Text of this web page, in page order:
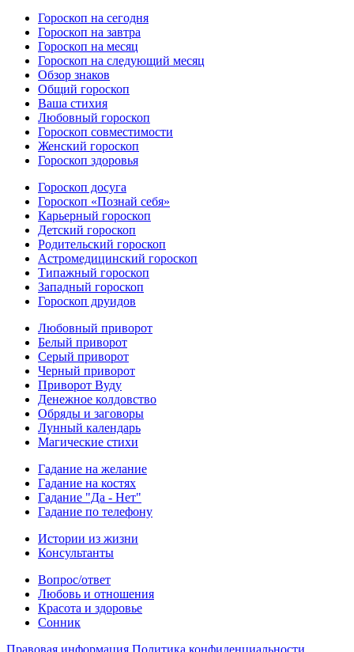
Гороскоп на сегодня
Гороскоп на завтра
Гороскоп на месяц
Гороскоп на следующий месяц
Обзор знаков
Общий гороскоп
Ваша стихия
Любовный гороскоп
Гороскоп совместимости
Женский гороскоп
Гороскоп здоровья
Гороскоп досуга
Гороскоп «Познай себя»
Карьерный гороскоп
Детский гороскоп
Родительский гороскоп
Астромедицинский гороскоп
Типажный гороскоп
Западный гороскоп
Гороскоп друидов
Любовный приворот
Белый приворот
Серый приворот
Черный приворот
Приворот Вуду
Денежное колдовство
Обряды и заговоры
Лунный календарь
Магические стихи
Гадание на желание
Гадание на костях
Гадание "Да - Нет"
Гадание по телефону
Истории из жизни
Консультанты
Вопрос/ответ
Любовь и отношения
Красота и здоровье
Сонник
Правовая информация Политика конфиденциальности